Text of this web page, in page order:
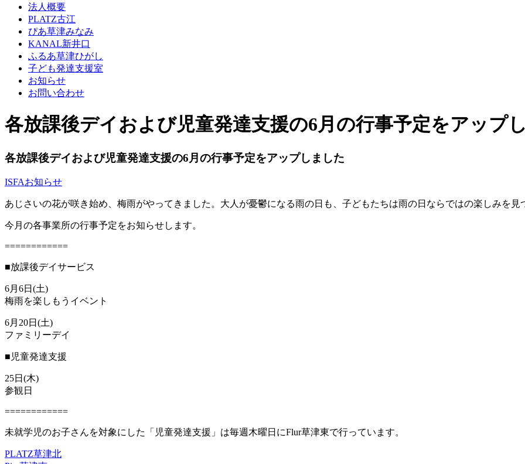
法人概要
PLATZ古江
ぴあ草津みなみ
KANAL新井口
ふるあ草津ひがし
子ども発達支援室
お知らせ
お問い合わせ
各放課後デイおよび児童発達支援の6月の行事予定をアップ
各放課後デイおよび児童発達支援の6月の行事予定をアップしました
ISFAお知らせ
あじさいの花が咲き始め、梅雨がやってきました。大人が憂鬱になる雨の日も、子どもたちは雨の日ならではの楽しみを
今月の各事業所の行事予定をお知らせします。
============
■放課後デイサービス
6月6日(土)
梅雨を楽しもうイベント
6月20日(土)
ファミリーデイ
■児童発達支援
25日(木)
参観日
============
未就学児のお子さんを対象にした「児童発達支援」は毎週木曜日にFlur草津東で行っています。
PLATZ草津北